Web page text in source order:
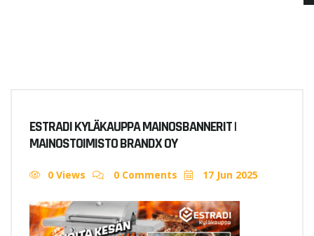
ESTRADI KYLÄKAUPPA MAINOSBANNERIT |
MAINOSTOIMISTO BRANDX OY
0 Views 0 Comments 17 Jun 2025